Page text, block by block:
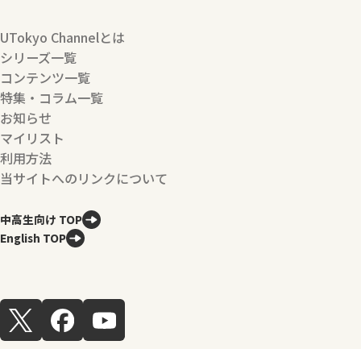
UTokyo Channelとは
シリーズ一覧
コンテンツ一覧
特集・コラム一覧
お知らせ
マイリスト
利用方法
当サイトへのリンクについて
中高生向け TOP
English TOP